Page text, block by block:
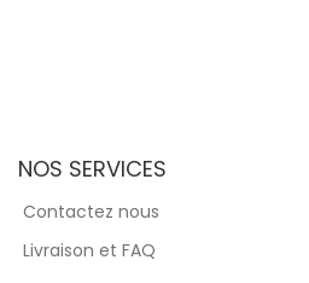
NOS SERVICES
Contactez nous
Livraison et FAQ